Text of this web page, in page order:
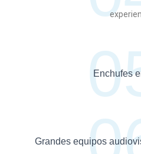
Enchufes
Grandes equipos